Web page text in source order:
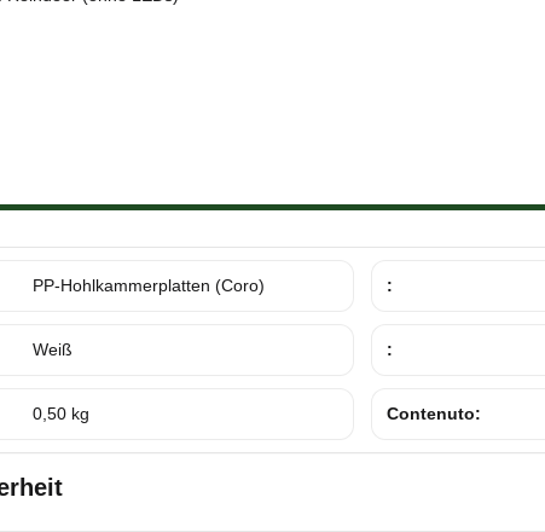
PP-Hohlkammerplatten (Coro) :
Weiß :
0,50 kg Contenuto: